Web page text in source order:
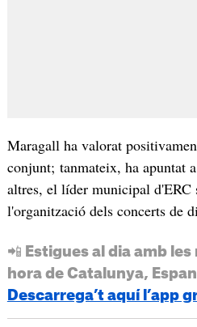
Maragall ha valorat
conjunt; tanmateix, ha apuntat
altres, el líder municipal d'ERC
l'organització dels concerts de
📲 Estigues al dia amb
hora de Catalunya,
Descarrega’t aquí l’app